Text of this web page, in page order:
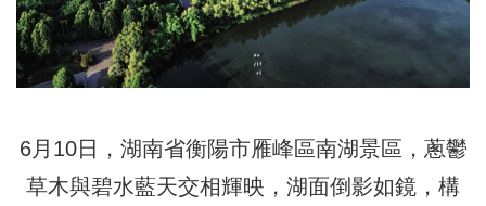
6月10日，湖南省衡陽市雁峰區南湖景區，蔥鬱
草木與碧水藍天交相輝映，湖面倒影如鏡，構